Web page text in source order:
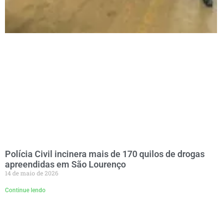
Polícia Civil incinera mais de 170 quilos de drogas
apreendidas em São Lourenço
14 de maio de 2026
Continue lendo